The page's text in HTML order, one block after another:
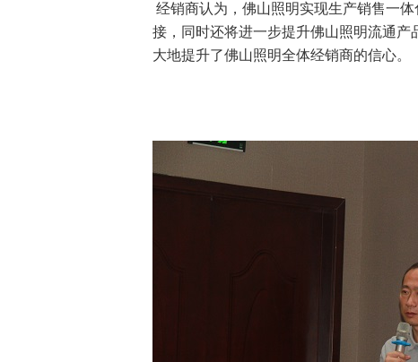
经销商认为，佛山照明实现生产销售一
接，同时还将进一步提升佛山照明流通
大地提升了佛山照明全体经销商的信心。